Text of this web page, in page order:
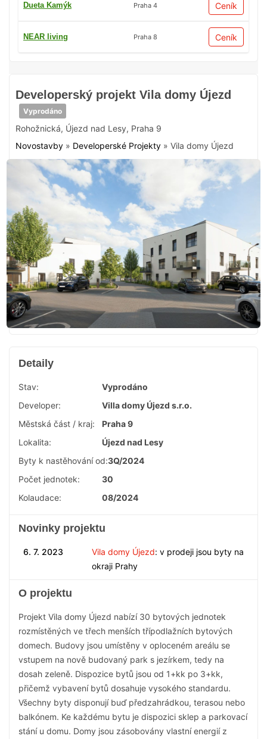
Developerský projekt Vila domy Újezd
Vyprodáno
Rohožnická, Újezd nad Lesy, Praha 9
Novostavby » Developerské Projekty » Vila domy Újezd
Dueta Kamýk Praha 4 Ceník
NEAR living Praha 8 Ceník
Detaily
Stav:
Vyprodáno
Developer:
Villa domy Újezd s.r.o.
Městská část / kraj:
Praha 9
Lokalita:
Újezd nad Lesy
Byty k nastěhování od:3Q/2024
Počet jednotek:
30
Kolaudace:
08/2024
Novinky projektu
6. 7. 2023 Vila domy Újezd: v prodeji jsou byty na
okraji Prahy
O projektu
Projekt Vila domy Újezd nabízí 30 bytových jednotek
rozmístěných ve třech menších třípodlažních bytových
domech. Budovy jsou umístěny v oploceném areálu se
vstupem na nově budovaný park s jezírkem, tedy na
dosah zeleně. Dispozice bytů jsou od 1+kk po 3+kk,
přičemž vybavení bytů dosahuje vysokého standardu.
Všechny byty disponují buď předzahrádkou, terasou nebo
balkónem. Ke každému bytu je dispozici sklep a parkovací
stání u domu. Domy jsou zásobovány vlastní energií z